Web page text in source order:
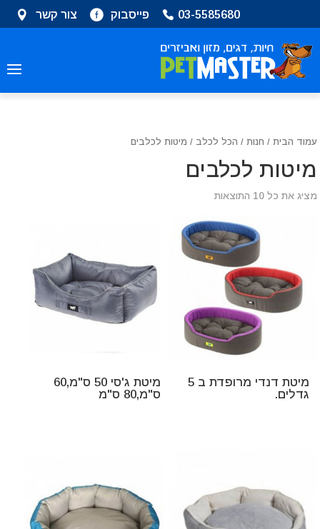
בְּאֲתָר
זֶה
מֻפְעֶלֶת
הַמְּסַיַּעַת
הָאֲתָר.
03-5585680 פייסבוק צור קשר
עמוד הבית/ חנות/ הכל לכלב / מיטות לכלבים
מיטות לכלבים
מציג את כל 10 התוצאות
מיטת דנדי מרופדת ב 5
גדלים.
מיטת ג'סי 50 ס"מ,60
ס"מ,80 ס"מ